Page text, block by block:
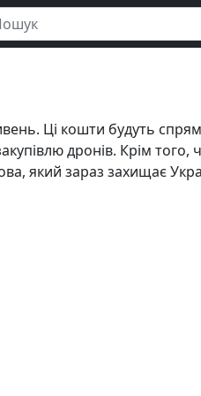
Ці кошти будуть
дронів. Крім того,
який зараз захищає